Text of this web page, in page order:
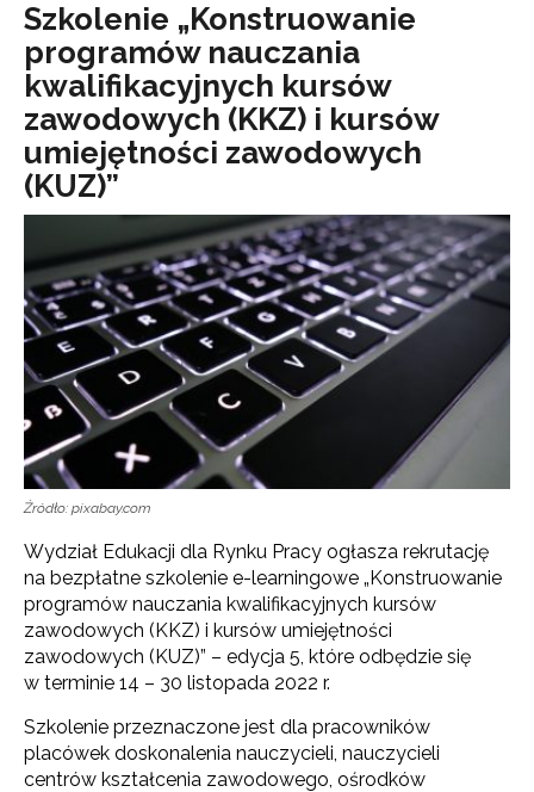
Szkolenie „Konstruowanie
programów nauczania
kwalifikacyjnych kursów
zawodowych (KKZ) i kursów
umiejętności zawodowych
(KUZ)”
Źródło: pixabay.com
Wydział Edukacji dla Rynku Pracy ogłasza rekrutację
na bezpłatne szkolenie e-learningowe „Konstruowanie
programów nauczania kwalifikacyjnych kursów
zawodowych (KKZ) i kursów umiejętności
zawodowych (KUZ)” – edycja 5, które odbędzie się
w terminie 14 – 30 listopada 2022 r.
Szkolenie przeznaczone jest dla pracowników
placówek doskonalenia nauczycieli, nauczycieli
centrów kształcenia zawodowego, ośrodków